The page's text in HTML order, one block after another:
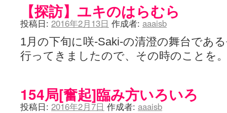
【探訪】ユキのはらむら
投稿日: 2016年2月13日 作成者: aaaisb
1月の下旬に咲-Saki-の清澄の舞台であ
行ってきましたので、その時のことを
154局[奮起]臨み方いろいろ
投稿日: 2016年2月7日 作成者: aaaisb